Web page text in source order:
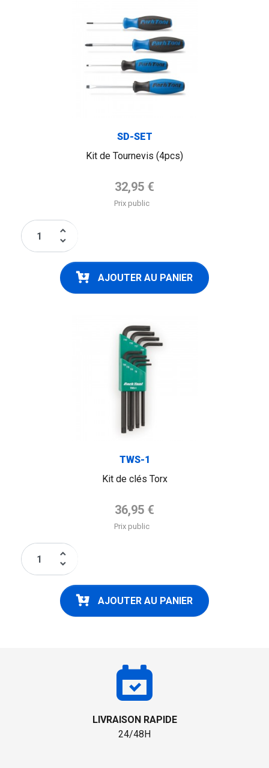
SD-SET
Kit de Tournevis (4pcs)
Prix de base
32,95 €
Prix public
keyboard_arrow_up
keyboard_arrow_down
AJOUTER AU PANIER
TWS-1
Kit de clés Torx
Prix de base
36,95 €
Prix public
keyboard_arrow_up
keyboard_arrow_down
AJOUTER AU PANIER
LIVRAISON RAPIDE
24/48H